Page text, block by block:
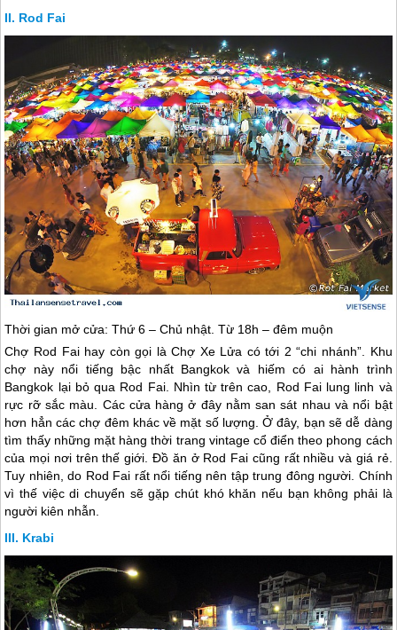
Rod Fai
Thời gian mở cửa: Thứ 6 – Chủ nhật. Từ 18h – đêm muộn
Chợ Rod Fai hay còn gọi là Chợ Xe Lửa có tới 2 “chi nhánh”. Khu
chợ này nổi tiếng bậc nhất Bangkok và hiếm có ai hành trình
Bangkok lại bỏ qua Rod Fai. Nhìn từ trên cao, Rod Fai lung linh và
rực rỡ sắc màu. Các cửa hàng ở đây nằm san sát nhau và nổi bật
hơn hẳn các chợ đêm khác về mặt số lượng. Ở đây, bạn sẽ dễ dàng
tìm thấy những mặt hàng thời trang vintage cổ điển theo phong cách
của mọi nơi trên thế giới. Đồ ăn ở Rod Fai cũng rất nhiều và giá rẻ.
Tuy nhiên, do Rod Fai rất nổi tiếng nên tập trung đông người. Chính
vì thế việc di chuyển sẽ gặp chút khó khăn nếu bạn không phải là
người kiên nhẫn.
Krabi